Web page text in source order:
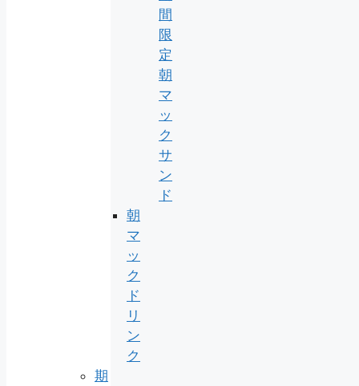
間
限
定
朝
マ
ッ
ク
サ
ン
ド
朝
マ
ッ
ク
ド
リ
ン
ク
期